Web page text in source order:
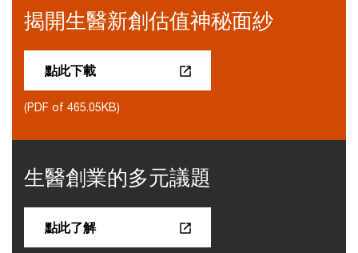
揭開生醫新創估值神秘面紗
點此下載
(PDF of 465.05KB)
生醫創業的多元議題
點此了解